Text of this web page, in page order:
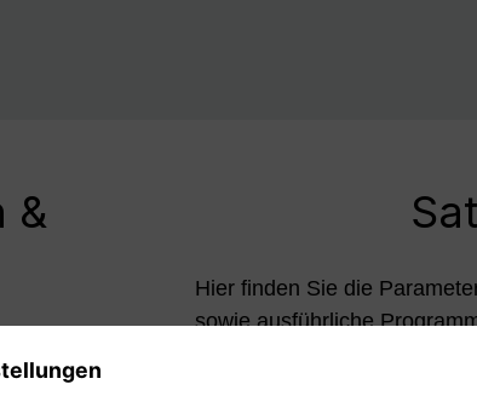
&
Hier finden Sie die
sowie ausführliche